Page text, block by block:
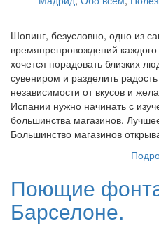
Шопинг, безусловно, одно из
времяпрепровождений
хочется порадовать близких
сувениром и разделить
независимости от вкусов и
Испании нужно начинать с
большинства магазинов.
Большинство магазинов
Поющие
Барселоне.